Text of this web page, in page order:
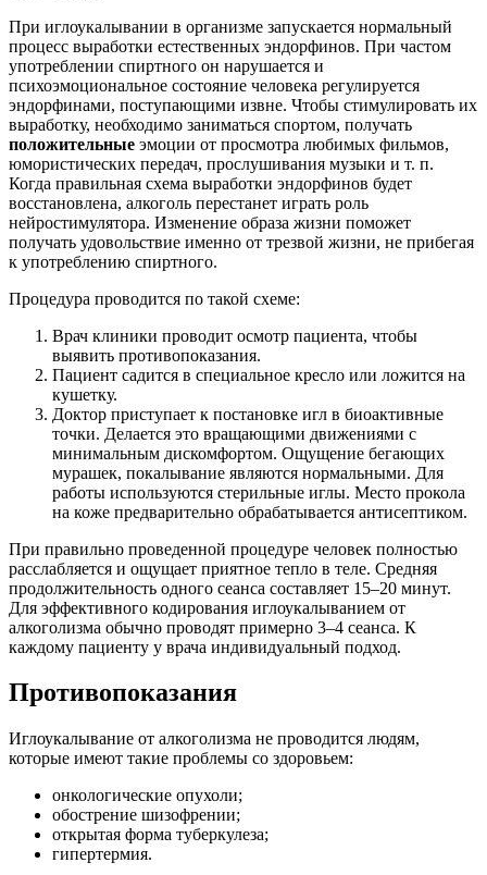
При иглоукалывании в организме запускается нормальный
процесс выработки естественных эндорфинов. При частом
употреблении спиртного он нарушается и
психоэмоциональное состояние человека регулируется
эндорфинами, поступающими извне. Чтобы стимулировать их
выработку, необходимо заниматься спортом, получать
положительные эмоции от просмотра любимых фильмов,
юмористических передач, прослушивания музыки и т. п.
Когда правильная схема выработки эндорфинов будет
восстановлена, алкоголь перестанет играть роль
нейростимулятора. Изменение образа жизни поможет
получать удовольствие именно от трезвой жизни, не прибегая
к употреблению спиртного.
Процедура проводится по такой схеме:
Врач клиники проводит осмотр пациента, чтобы
выявить противопоказания.
Пациент садится в специальное кресло или ложится на
кушетку.
Доктор приступает к постановке игл в биоактивные
точки. Делается это вращающими движениями с
минимальным дискомфортом. Ощущение бегающих
мурашек, покалывание являются нормальными. Для
работы используются стерильные иглы. Место прокола
на коже предварительно обрабатывается антисептиком.
При правильно проведенной процедуре человек полностью
расслабляется и ощущает приятное тепло в теле. Средняя
продолжительность одного сеанса составляет 15–20 минут.
Для эффективного кодирования иглоукалыванием от
алкоголизма обычно проводят примерно 3–4 сеанса. К
каждому пациенту у врача индивидуальный подход.
Противопоказания
Иглоукалывание от алкоголизма не проводится людям,
которые имеют такие проблемы со здоровьем:
онкологические опухоли;
обострение шизофрении;
открытая форма туберкулеза;
гипертермия.